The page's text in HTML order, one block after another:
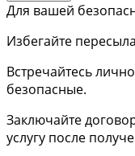
Для вашей
Избегайте
Встречайтесь
безопасные.
Заключайте
услугу после